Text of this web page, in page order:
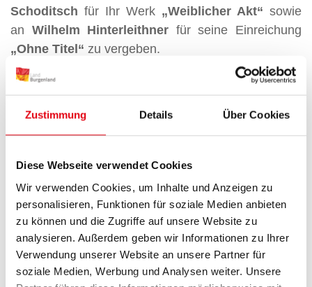
Zustimmung Details Über Cookies
Diese Webseite verwendet Cookies
Wir verwenden Cookies, um Inhalte und Anzeigen zu
personalisieren, Funktionen für soziale Medien anbieten
zu können und die Zugriffe auf unsere Website zu
analysieren. Außerdem geben wir Informationen zu Ihrer
Verwendung unserer Website an unsere Partner für
soziale Medien, Werbung und Analysen weiter. Unsere
Schoditsch für Ihr Werk „Weiblicher Akt“ sowie
an Wilhelm Hinterleithner für seine Einreichung
„Ohne Titel“ zu vergeben.
Jury:
Mag.aDr.inAlexandra Schantl, Vorsitzende,
Mag.aAstrid Clarissa Lucia Lefenda, MBA
Mag. Marcello Farabegoli
Aus den Jurybegründungen:
Die Jury beeindruckte dasgroßformatiges Acryl-Bild
vonLaura Schoditsch besonders durch seine
fröhliche Farbenvielfalt und künstlerische Qualität.
Das Changieren zwischen Abstraktion und
Figuration wurde optimal umgesetzt. Die
technischen Effekte […], die die Künstlerin schafft,